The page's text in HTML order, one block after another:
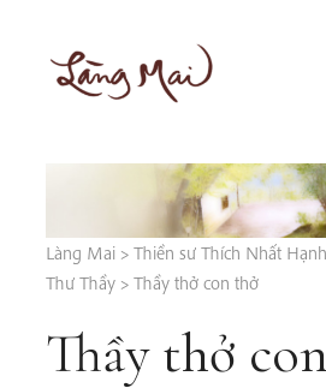
content
Làng Mai > Thiền sư Thích Nhất Hạnh
Thư Thầy > Thầy thở con thở
Thầy thở